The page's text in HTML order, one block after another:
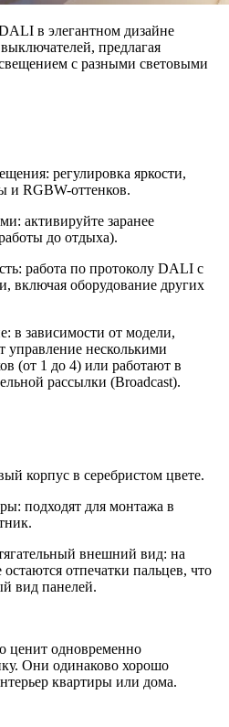
в элегантном дизайне
предлагая
с разными световыми
регулировка яркости,
и RGBW-оттенков.
активируйте заранее
до отдыха).
работа по протоколу DALI с
включая оборудование других
в зависимости от модели,
управление несколькими
(от 1 до 4) или работают в
рассылки (Broadcast).
корпус в серебристом цвете.
подходят для монтажа в
внешний вид: на
отпечатки пальцев, что
вид панелей.
ценит одновременно
Они одинаково хорошо
квартиры или дома.